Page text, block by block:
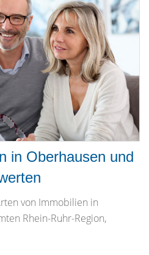
in Oberhausen und
von Immobilien in
Rhein-Ruhr-Region,